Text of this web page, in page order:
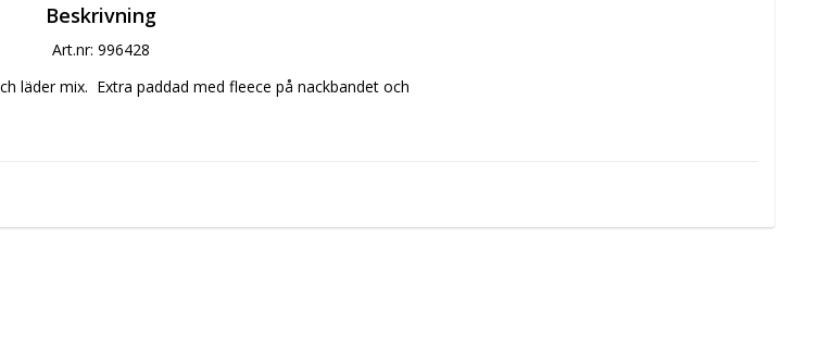
Beskrivning
Art.nr: 996428
läder mix.  Extra paddad med fleece på nackbandet och